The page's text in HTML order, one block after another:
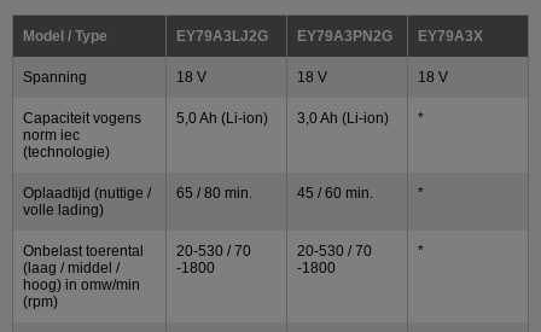
Model / Type EY79A3LJ2G EY79A3PN2G EY79A3X
Spanning 18 V 18 V 18 V
Capaciteit vogens
norm iec
(technologie)
5,0 Ah (Li-ion) 3,0 Ah (Li-ion) *
Oplaadtijd (nuttige /
volle lading)
65 / 80 min. 45 / 60 min. *
Onbelast toerental
(laag / middel /
hoog) in omw/min
(rpm)
20-530 / 70
-1800
20-530 / 70
-1800
*